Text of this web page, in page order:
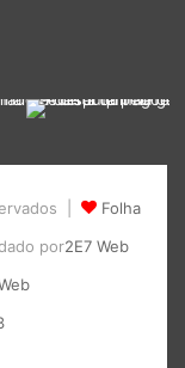
|
Folha
por2E7 Web